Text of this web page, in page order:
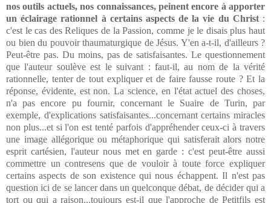
nos outils actuels, nos connaissances, peinent encore à apporter
un éclairage rationnel à certains aspects de la vie du Christ:
c'est le cas des Reliques de la Passion, comme je le disais plus haut
ou bien du pouvoir thaumaturgique de Jésus. Y'en a-t-il, d'ailleurs ?
Peut-être pas. Du moins, pas de satisfaisantes. Le questionnement
que l'auteur soulève est le suivant : faut-il, au nom de la vérité
rationnelle, tenter de tout expliquer et de faire fausse route ? Et la
réponse, évidente, est non. La science, en l'état actuel des choses,
n'a pas encore pu fournir, concernant le Suaire de Turin, par
exemple, d'explications satisfaisantes...concernant certains miracles
non plus...et si l'on est tenté parfois d'appréhender ceux-ci à travers
une image allégorique ou métaphorique qui satisferait alors notre
esprit cartésien, l'auteur nous met en garde : c'est peut-être aussi
commettre un contresens que de vouloir à toute force expliquer
certains aspects de son existence qui nous échappent. Il n'est pas
question ici de se lancer dans un quelconque débat, de décider qui a
tort ou qui a raison...toujours est-il que l'approche de Petitfils est